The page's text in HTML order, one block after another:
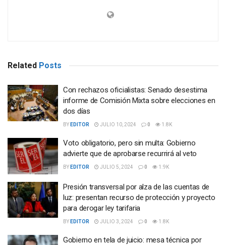
Related Posts
Con rechazos oficialistas: Senado desestima
informe de Comisión Mixta sobre elecciones en
dos días
BY EDITOR JULIO 10, 2024 0 1.8K
Voto obligatorio, pero sin multa: Gobierno
advierte que de aprobarse recurrirá al veto
BY EDITOR JULIO 5, 2024 0 1.9K
Presión transversal por alza de las cuentas de
luz: presentan recurso de protección y proyecto
para derogar ley tarifaria
BY EDITOR JULIO 3, 2024 0 1.8K
Gobierno en tela de juicio: mesa técnica por